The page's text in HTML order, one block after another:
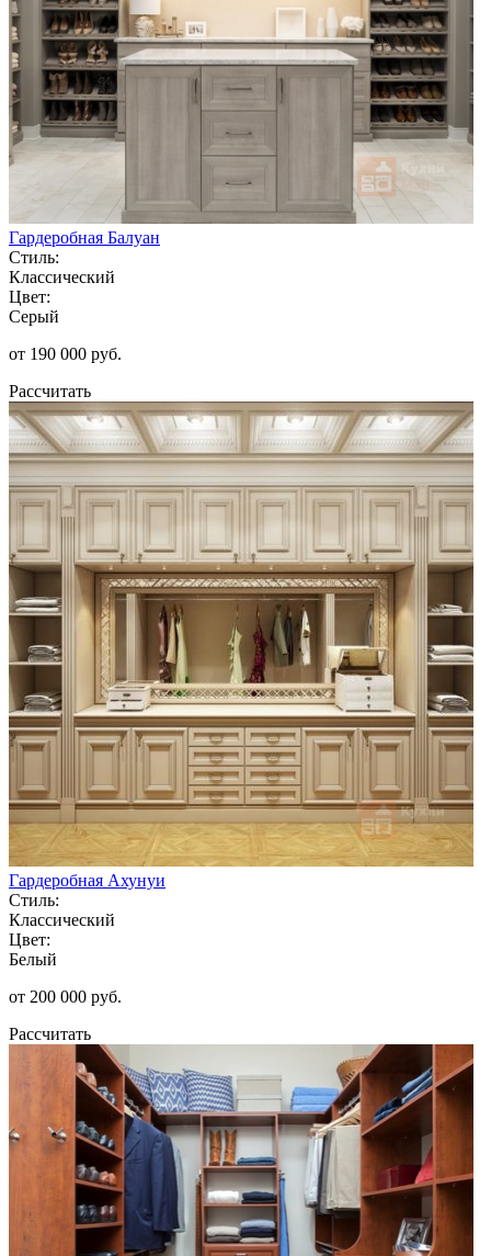
Гардеробная Балуан
Стиль:
Классический
Цвет:
Серый
от 190 000 руб.
Рассчитать
Гардеробная Ахунуи
Стиль:
Классический
Цвет:
Белый
от 200 000 руб.
Рассчитать